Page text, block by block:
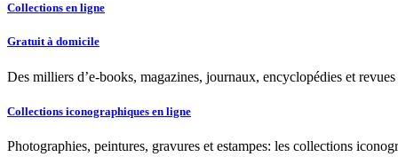
Collections en ligne
Gratuit à domicile
Des milliers d’e-books, magazines, journaux, encyclopédies et
Collections iconographiques en ligne
Photographies, peintures, gravures et estampes: les collections